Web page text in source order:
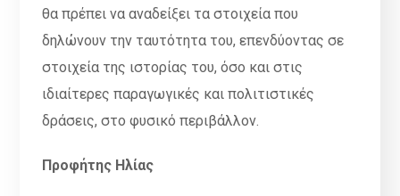
θα πρέπει να αναδείξει τα στοιχεία που
δηλώνουν την ταυτότητα του, επενδύοντας σε
στοιχεία της ιστορίας του, όσο και στις
ιδιαίτερες παραγωγικές και πολιτιστικές
δράσεις, στο φυσικό περιβάλλον.
Προφήτης Ηλίας